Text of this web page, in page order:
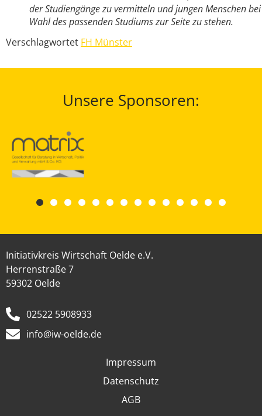
der Studiengänge zu vermitteln und jungen Menschen
Wahl des passenden Studiums zur Seite zu stehen.
Verschlagwortet FH Münster
Unsere Sponsoren:
Initiativkreis Wirtschaft Oelde e.V.
Herrenstraße 7
59302 Oelde
02522 5908933
info@iw-oelde.de
Impressum
Datenschutz
AGB